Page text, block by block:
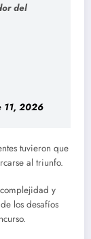
del
11, 2026
tuvieron que
al triunfo.
y
los desafíos